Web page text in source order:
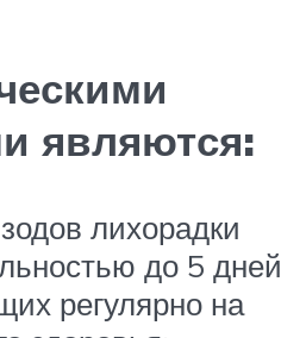
являются:
лихорадки
до 5 дней
регулярно на